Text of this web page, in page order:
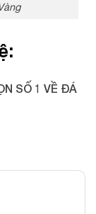
SỐ 1 VỀ ĐÁ